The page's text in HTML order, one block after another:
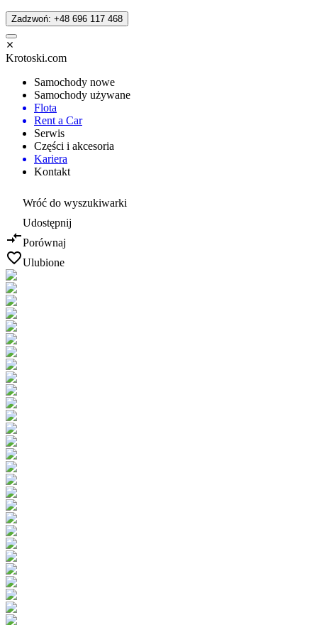
Zadzwoń: +48 696 117 468
Krotoski.com
Samochody nowe
Samochody używane
Flota
Rent a Car
Serwis
Części i akcesoria
Kariera
Kontakt
Wróć do wyszukiwarki
Udostępnij
Porównaj
Ulubione